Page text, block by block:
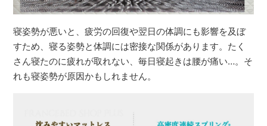
寝姿勢が悪いと、疲労の回復や翌日の体調にも影響を及ぼ
すため、寝る姿勢と体調には密接な関係があります。たく
さん寝たのに疲れが取れない、毎日寝起きは腰が痛い…。そ
れも寝姿勢が原因かもしれません。